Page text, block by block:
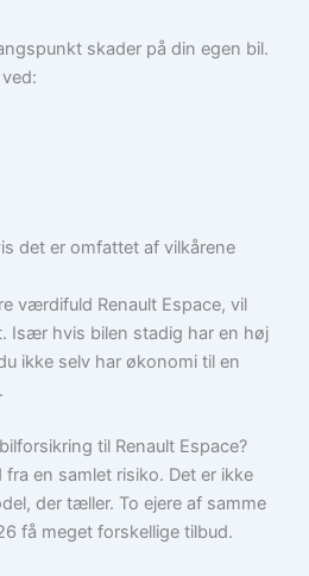
skader på din egen bil.
det er omfattet af vilkårene
værdifuld Renault Espace, vil
Især hvis bilen stadig har en høj
ikke selv har økonomi til en
til Renault Espace?
en samlet risiko. Det er ikke
der tæller. To ejere af samme
få meget forskellige tilbud.